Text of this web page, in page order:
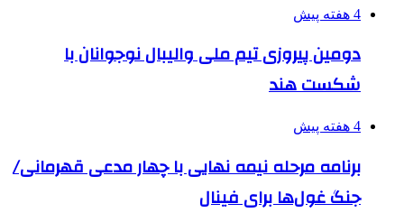
4 هفته پیش
دومین پیروزی تیم ملی والیبال نوجوانان با
شکست هند
4 هفته پیش
برنامه مرحله نیمه نهایی با چهار مدعی قهرمانی/
جنگ غول‌ها برای فینال